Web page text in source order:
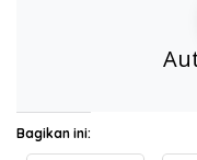
Bagikan ini: